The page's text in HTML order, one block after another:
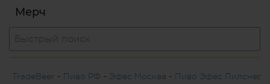
Мерч
TradeBeer - Пиво РФ - Эфес Москва - Пиво Эфес Пилснер